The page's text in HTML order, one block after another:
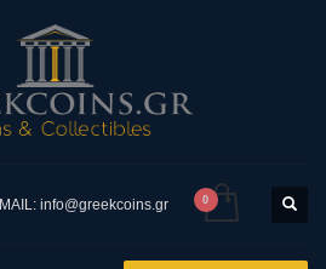
info@greekcoins.gr